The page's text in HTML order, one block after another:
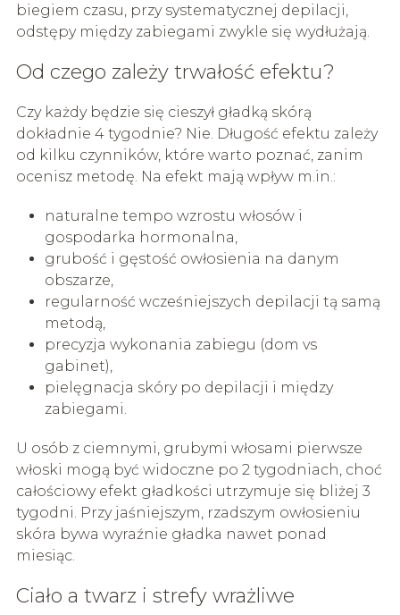
biegiem czasu, przy systematycznej depilacji,
odstępy między zabiegami zwykle się wydłużają.
Od czego zależy trwałość efektu?
Czy każdy będzie się cieszył gładką skórą
dokładnie 4 tygodnie? Nie. Długość efektu zależy
od kilku czynników, które warto poznać, zanim
ocenisz metodę. Na efekt mają wpływ m.in.:
naturalne tempo wzrostu włosów i
gospodarka hormonalna,
grubość i gęstość owłosienia na danym
obszarze,
regularność wcześniejszych depilacji tą samą
metodą,
precyzja wykonania zabiegu (dom vs
gabinet),
pielęgnacja skóry po depilacji i między
zabiegami.
U osób z ciemnymi, grubymi włosami pierwsze
włoski mogą być widoczne po 2 tygodniach, choć
całościowy efekt gładkości utrzymuje się bliżej 3
tygodni. Przy jaśniejszym, rzadszym owłosieniu
skóra bywa wyraźnie gładka nawet ponad
miesiąc.
Ciało a twarz i strefy wrażliwe